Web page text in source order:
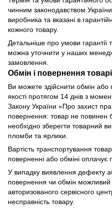
чинним законодавством
виробника та вказані в
кожного товару.
Детальніше про умови гарантії
можна уточнити у наших
замовлення.
Обмін і повернення
Ви можете здійснити обмін
якості протягом 14 днів з
Закону України «Про захист
повернення: товар не повинен
необхідно зберегти товарний
пломби та ярлики.
Вартість транспортування
поверненні або обміні оплачує
У випадку виявлення дефекту
повернення чи обмін можливий
авторизованого сервісного
несправність товару.